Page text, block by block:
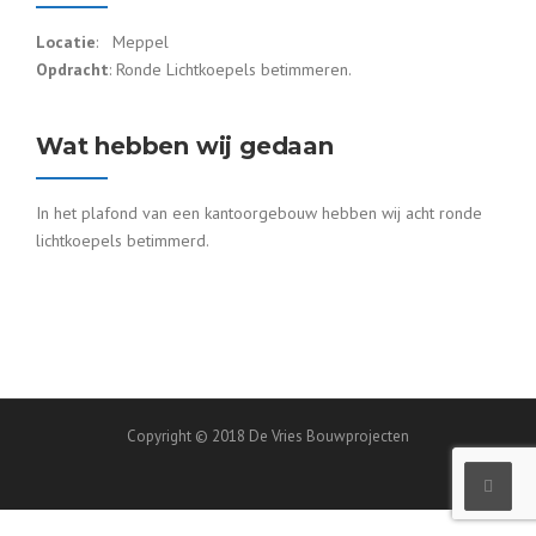
Locatie: Meppel
Opdracht: Ronde Lichtkoepels betimmeren.
Wat hebben wij gedaan
In het plafond van een kantoorgebouw hebben wij acht ronde
lichtkoepels betimmerd.
Copyright © 2018 De Vries Bouwprojecten